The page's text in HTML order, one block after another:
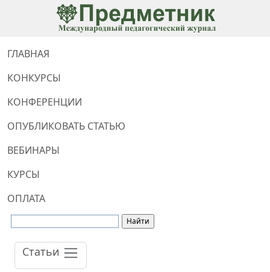
ГЛАВНАЯ
КОНКУРСЫ
КОНФЕРЕНЦИИ
ОПУБЛИКОВАТЬ СТАТЬЮ
ВЕБИНАРЫ
КУРСЫ
ОПЛАТА
Статьи